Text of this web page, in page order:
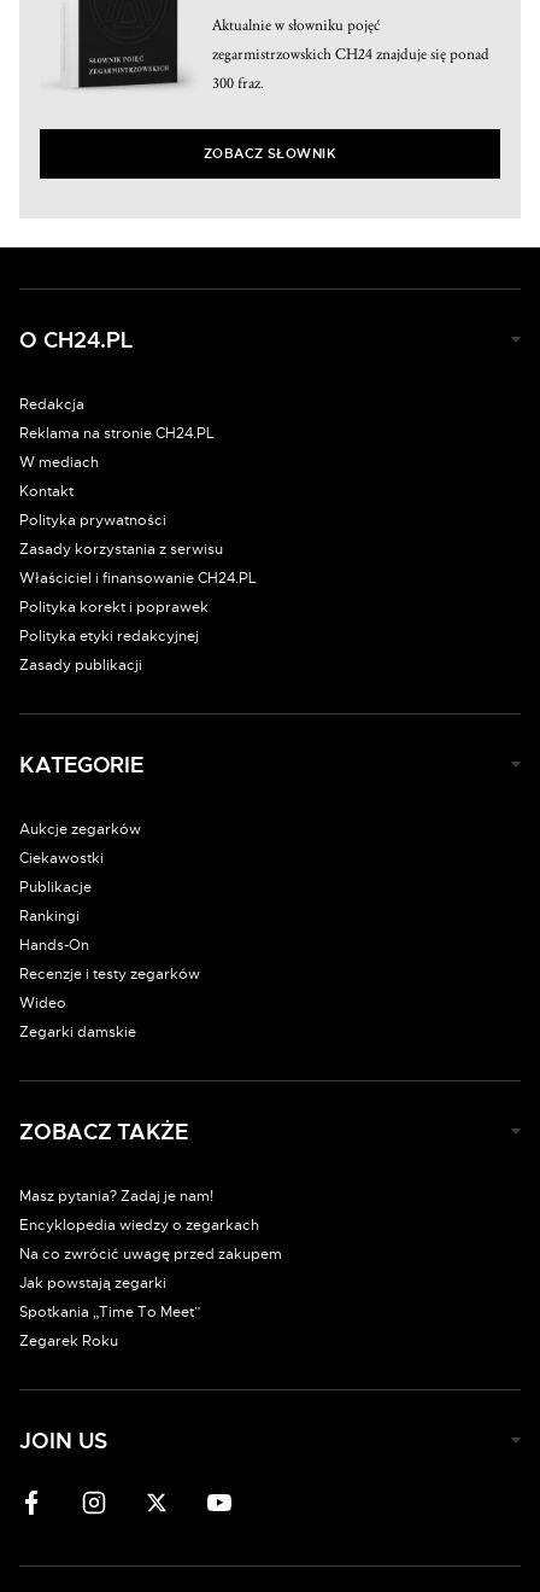
Aktualnie w słowniku pojęć
zegarmistrzowskich CH24 znajduje się ponad
300 fraz.
ZOBACZ SŁOWNIK
O CH24.PL
Redakcja
Reklama na stronie CH24.PL
W mediach
Kontakt
Polityka prywatności
Zasady korzystania z serwisu
Właściciel i finansowanie CH24.PL
Polityka korekt i poprawek
Polityka etyki redakcyjnej
Zasady publikacji
KATEGORIE
Aukcje zegarków
Ciekawostki
Publikacje
Rankingi
Hands-On
Recenzje i testy zegarków
Wideo
Zegarki damskie
ZOBACZ TAKŻE
Masz pytania? Zadaj je nam!
Encyklopedia wiedzy o zegarkach
Na co zwrócić uwagę przed zakupem
Jak powstają zegarki
Spotkania „Time To Meet”
Zegarek Roku
JOIN US